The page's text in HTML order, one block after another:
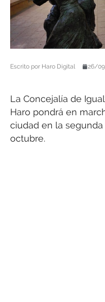
Escrito por Haro Digital 26/
La Concejalía de
Haro pondrá en
ciudad en la
octubre.